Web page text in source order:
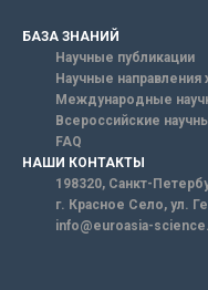
БАЗА ЗНАНИЙ
Научные публикации
Научные направления
Международные
Всероссийские
FAQ
НАШИ КОНТАКТЫ
198320, Санкт-
г. Красное Село, ул.
info@euroasia-